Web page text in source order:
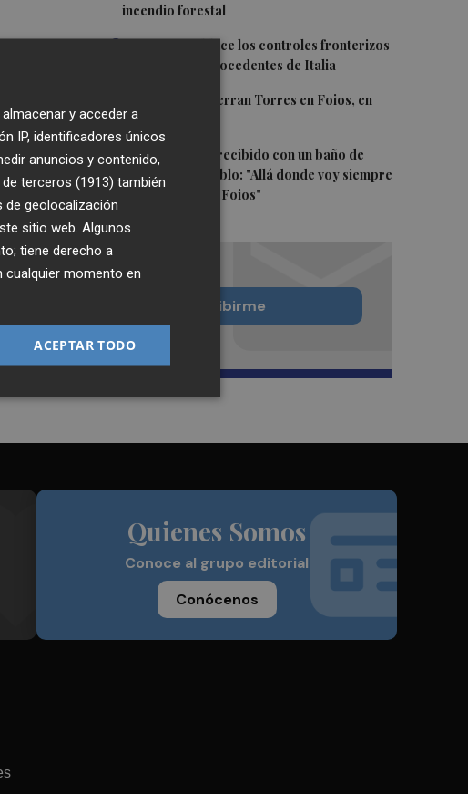
incendio forestal
3España restablece los controles fronterizos
a los viajeros procedentes de Italia
El homenaje a Ferran Torres en Foios, en
imágenes
5Ferran Torres, recibido con un baño de
masas en su pueblo: "Allá donde voy siempre
digo que soy de Foios"
Quiero suscribirme
Quienes Somos
Conoce al grupo editorial
Conócenos
y acceder a
IP, identificadores únicos
anuncios y contenido,
terceros (1913) también
de geolocalización
sitio web. Algunos
tiene derecho a
cualquier momento en
ACEPTAR TODO